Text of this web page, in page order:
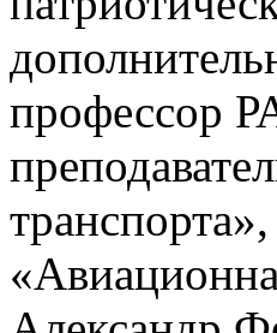
профессор